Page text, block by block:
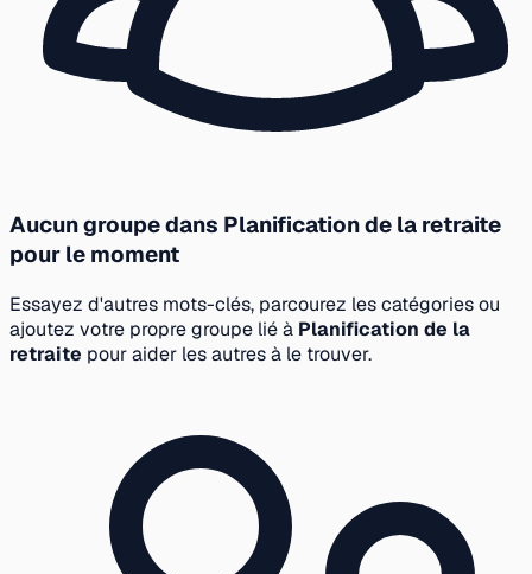
Aucun groupe dans Planification de la retraite
pour le moment
Essayez d'autres mots-clés, parcourez les catégories ou
ajoutez votre propre groupe lié à Planification de la
retraite pour aider les autres à le trouver.